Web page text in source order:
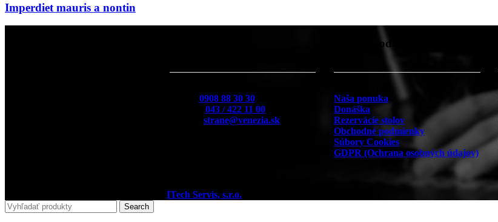
Imperdiet mauris a nontin
0908 88 30 30
043 / 422 11 00
strane@venezia.sk
Užitočné odkazy
Naša ponuka
Donáška
Rezervácie stolov
Obchodné podmienky
Súbory Cookies
GDPR (Ochrana osobných údajov)
ITech Servis, s.r.o.
Search